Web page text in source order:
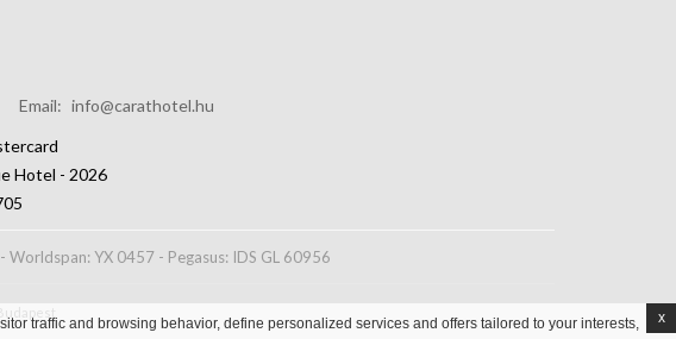
Email
info@carathotel.hu
Hotel - 2026
YX 0457 - Pegasus: IDS GL 60956
traffic and browsing behavior, define personalized services and offers tailored to your interests, x